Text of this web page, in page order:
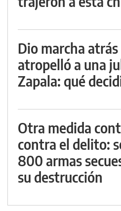
Dio marcha
atropelló a una
Zapala: qué
Otra medida
contra el delito:
800 armas
su destrucción